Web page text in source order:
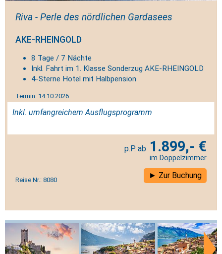
Riva - Perle des nördlichen Gardasees
AKE-RHEINGOLD
8 Tage / 7 Nächte
Inkl. Fahrt im 1. Klasse Sonderzug AKE-RHEINGOLD
4-Sterne Hotel mit Halbpension
Termin: 14.10.2026
Inkl. umfangreichem Ausflugsprogramm
1.899,- €
im Doppelzimmer
Reise Nr.: 8080 Zur Buchung